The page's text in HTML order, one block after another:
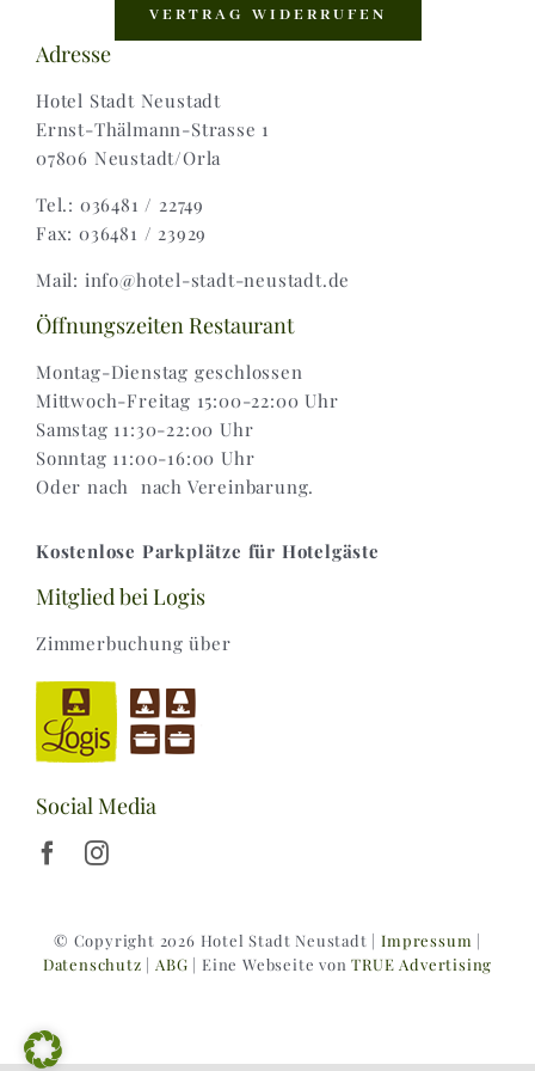
Zahlungsweisen |
Widerruf |
Versand & Lieferung
VERTRAG WIDERRUFEN
Adresse
Hotel Stadt Neustadt
Ernst-Thälmann-Strasse 1
07806 Neustadt/Orla
Tel.: 036481 / 22749
Fax: 036481 / 23929
Mail: info@hotel-stadt-neustadt.de
Öffnungszeiten Restaurant
Montag-Dienstag geschlossen
Mittwoch-Freitag 15:00-22:00 Uhr
Samstag 11:30-22:00 Uhr
Sonntag 11:00-16:00 Uhr
Oder nach nach Vereinbarung.
Kostenlose Parkplätze für Hotelgäste
Mitglied bei Logis
Zimmerbuchung über
Social Media
© Copyright 2026 Hotel Stadt Neustadt |Impressum |
Datenschutz |ABG | Eine Webseite vonTRUE Advertising